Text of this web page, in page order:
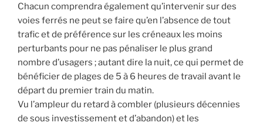
Chacun comprendra également qu’intervenir sur des
voies ferrés ne peut se faire qu’en l’absence de tout
trafic et de préférence sur les créneaux les moins
perturbants pour ne pas pénaliser le plus grand
nombre d’usagers ; autant dire la nuit, ce qui permet de
bénéficier de plages de 5 à 6 heures de travail avant le
départ du premier train du matin.
Vu l’ampleur du retard à combler (plusieurs décennies
de sous investissement et d’abandon) et les